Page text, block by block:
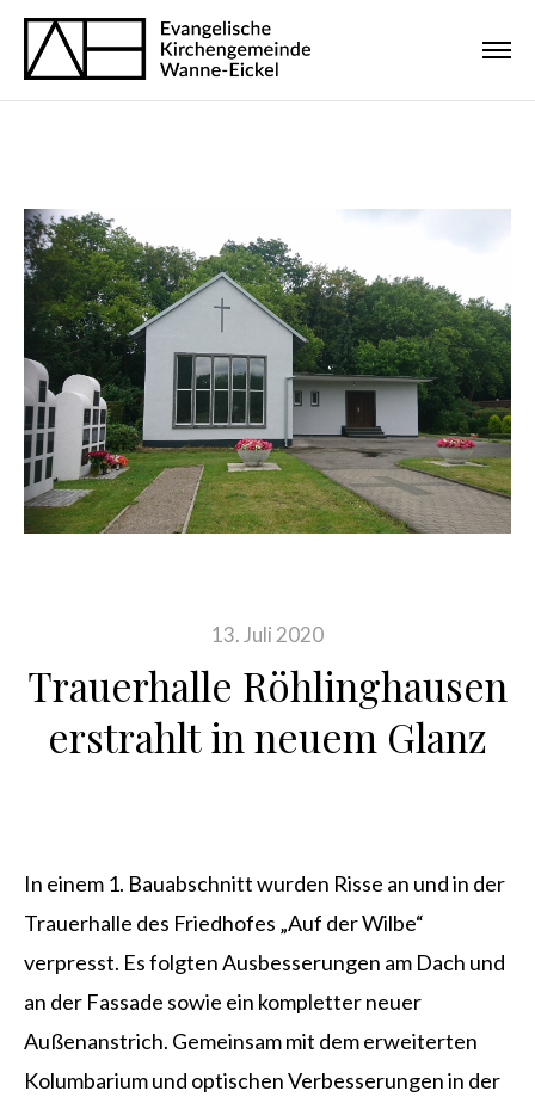
13. Juli 2020
Trauerhalle Röhlinghausen
erstrahlt in neuem Glanz
In einem 1. Bauabschnitt wurden Risse an und in der
Trauerhalle des Friedhofes „Auf der Wilbe“
verpresst. Es folgten Ausbesserungen am Dach und
an der Fassade sowie ein kompletter neuer
Außenanstrich. Gemeinsam mit dem erweiterten
Kolumbarium und optischen Verbesserungen in der